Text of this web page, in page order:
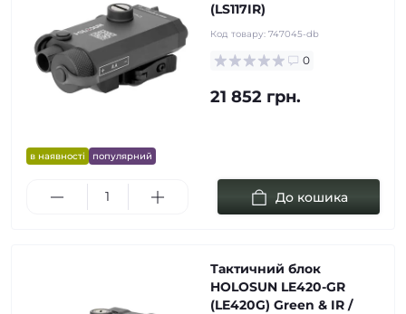
в наявності популярний
(LS117IR)
Код товару: 747045-db
0
21 852 грн.
До кошика
Тактичний блок
HOLOSUN LE420-GR
(LE420G) Green & IR /